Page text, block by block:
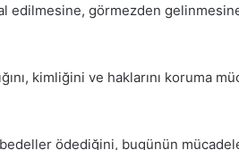
edilmesine, görmezden
kimliğini ve haklarını koruma
ödediğini, bugünün